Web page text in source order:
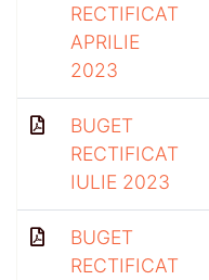
RECTIFICAT
APRILIE
2023
BUGET
RECTIFICAT
IULIE 2023
BUGET
RECTIFICAT